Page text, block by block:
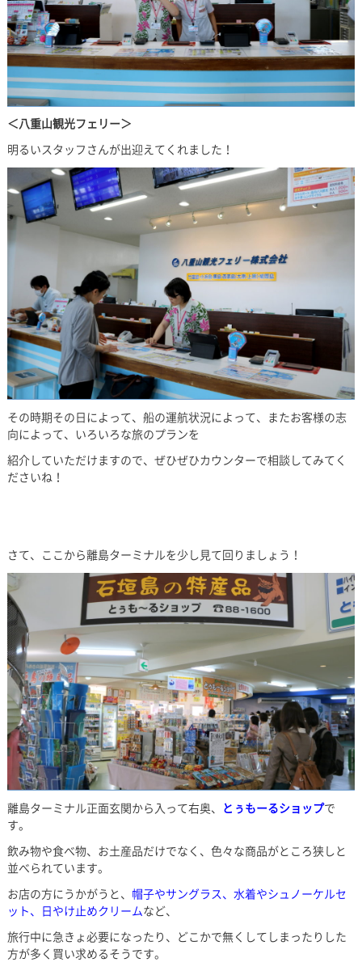
＜八重山観光フェリー＞
明るいスタッフさんが出迎えてくれました！
その時期その日によって、船の運航状況によって、またお客様の志
向によって、いろいろな旅のプランを
紹介していただけますので、ぜひぜひカウンターで相談してみてく
ださいね！
さて、ここから離島ターミナルを少し見て回りましょう！
離島ターミナル正面玄関から入って右奥、 とぅもーるショップで
す。
飲み物や食べ物、お土産品だけでなく、色々な商品がところ狭しと
並べられています。
お店の方にうかがうと、 帽子やサングラス、水着やシュノーケルセ
ット、日やけ止めクリームなど、
旅行中に急きょ必要になったり、どこかで無くしてしまったりした
方が多く買い求めるそうです。